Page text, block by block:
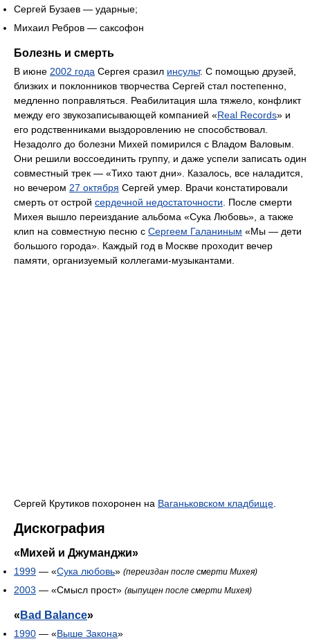
Сергей Бузаев — ударные;
Михаил Ребров — саксофон
Болезнь и смерть
В июне 2002 года Сергея сразил инсульт. С помощью друзей,
близких и поклонников творчества Сергей стал постепенно,
медленно поправляться. Реабилитация шла тяжело, конфликт
между его звукозаписывающей компанией «Real Records» и
его родственниками выздоровлению не способствовал.
Незадолго до болезни Михей помирился с Владом Валовым.
Они решили воссоединить группу, и даже успели записать один
совместный трек — «Тихо тают дни». Казалось, все наладится,
но вечером 27 октября Сергей умер. Врачи констатировали
смерть от острой сердечной недостаточности. После смерти
Михея вышло переиздание альбома «Сука Любовь», а также
клип на совместную песню с Сергеем Галаниным «Мы — дети
большого города». Каждый год в Москве проходит вечер
памяти, организуемый коллегами-музыкантами.
Сергей Крутиков похоронен на Ваганьковском кладбище.
Дискография
«Михей и Джуманджи»
1999 — «Сука любовь» (переиздан после смерти Михея)
2003 — «Смысл прост» (выпущен после смерти Михея)
« Bad Balance»
1990 — «Выше Закона»